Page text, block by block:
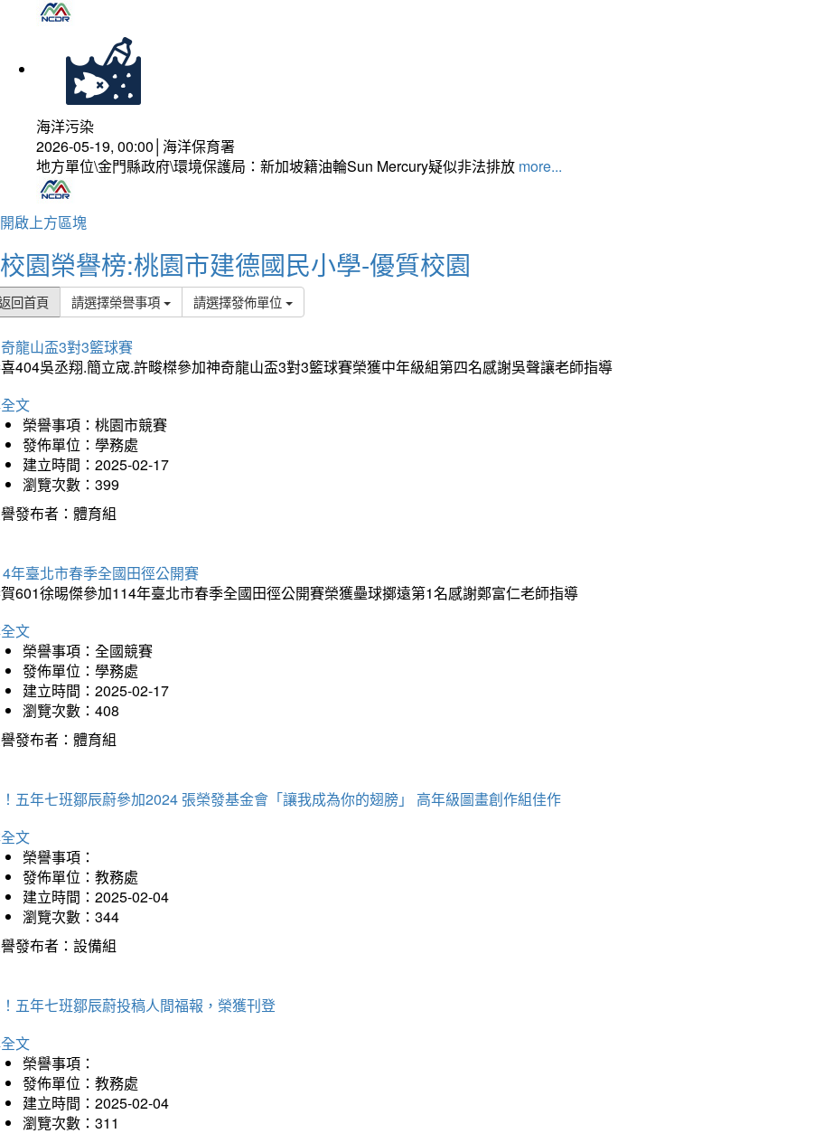
海洋污染
2026-05-19, 00:00│海洋保育署
地方單位\金門縣政府\環境保護局：新加坡籍油輪Sun Mercury疑似非法排放 more...
開啟上方區塊
校園榮譽榜:桃園市建德國民小學-優質校園
回首頁 請選擇榮譽事項 請選擇發佈單位
龍山盃3對3籃球賽
404吳丞翔.簡立宬.許畯榤參加神奇龍山盃3對3籃球賽榮獲中年級組第四名感謝吳聲讓老師指導
文
榮譽事項：桃園市競賽
發佈單位：學務處
建立時間：2025-02-17
瀏覽次數：399
發布者：體育組
年臺北市春季全國田徑公開賽
601徐晹傑參加114年臺北市春季全國田徑公開賽榮獲壘球擲遠第1名感謝鄭富仁老師指導
文
榮譽事項：全國競賽
發佈單位：學務處
建立時間：2025-02-17
瀏覽次數：408
發布者：體育組
五年七班鄒辰蔚參加2024 張榮發基金會「讓我成為你的翅膀」 高年級圖畫創作組佳作
文
榮譽事項：
發佈單位：教務處
建立時間：2025-02-04
瀏覽次數：344
發布者：設備組
五年七班鄒辰蔚投稿人間福報，榮獲刊登
文
榮譽事項：
發佈單位：教務處
建立時間：2025-02-04
瀏覽次數：311